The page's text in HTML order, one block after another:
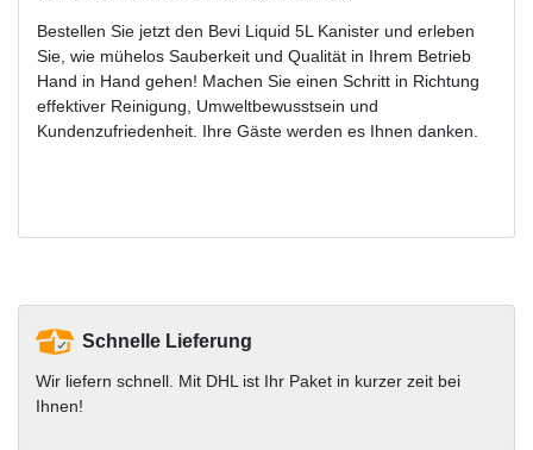
Bestellen Sie jetzt den Bevi Liquid 5L Kanister und erleben
Sie, wie mühelos Sauberkeit und Qualität in Ihrem Betrieb
Hand in Hand gehen! Machen Sie einen Schritt in Richtung
effektiver Reinigung, Umweltbewusstsein und
Kundenzufriedenheit. Ihre Gäste werden es Ihnen danken.
Schnelle Lieferung
Wir liefern schnell. Mit DHL ist Ihr Paket in kurzer zeit bei
Ihnen!